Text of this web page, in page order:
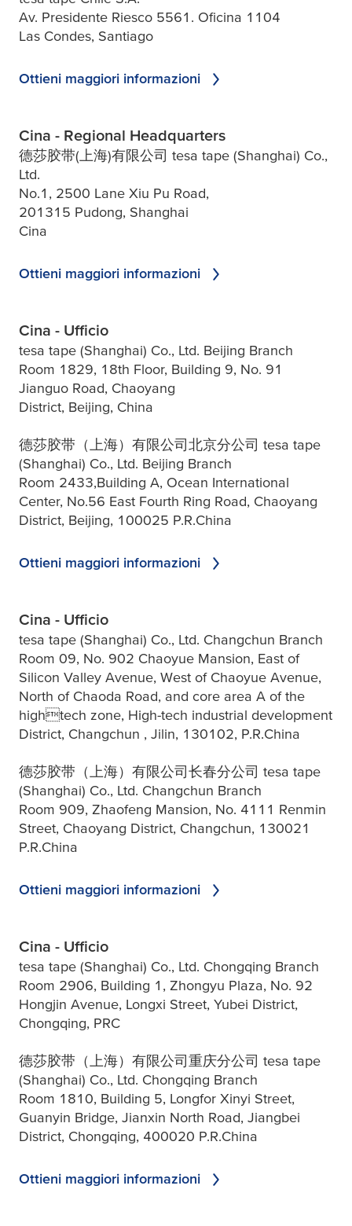
Av. Presidente Riesco 5561. Oficina 1104
Las Condes, Santiago
Ottieni maggiori informazioni
Cina - Regional Headquarters
德莎胶带(上海)有限公司 tesa tape (Shanghai) Co.,
Ltd.
No.1, 2500 Lane Xiu Pu Road,
201315 Pudong, Shanghai
Cina
Ottieni maggiori informazioni
Cina - Ufficio
tesa tape (Shanghai) Co., Ltd. Beijing Branch
Room 1829, 18th Floor, Building 9, No. 91
Jianguo Road, Chaoyang
District, Beijing, China
德莎胶带（上海）有限公司北京分公司 tesa tape
(Shanghai) Co., Ltd. Beijing Branch
Room 2433,Building A, Ocean International
Center, No.56 East Fourth Ring Road, Chaoyang
District, Beijing, 100025 P.R.China
Ottieni maggiori informazioni
Cina - Ufficio
tesa tape (Shanghai) Co., Ltd. Changchun Branch
Room 09, No. 902 Chaoyue Mansion, East of
Silicon Valley Avenue, West of Chaoyue Avenue,
North of Chaoda Road, and core area A of the
hightech zone, High-tech industrial development
District, Changchun , Jilin, 130102, P.R.China
德莎胶带（上海）有限公司长春分公司 tesa tape
(Shanghai) Co., Ltd. Changchun Branch
Room 909, Zhaofeng Mansion, No. 4111 Renmin
Street, Chaoyang District, Changchun, 130021
P.R.China
Ottieni maggiori informazioni
Cina - Ufficio
tesa tape (Shanghai) Co., Ltd. Chongqing Branch
Room 2906, Building 1, Zhongyu Plaza, No. 92
Hongjin Avenue, Longxi Street, Yubei District,
Chongqing, PRC
德莎胶带（上海）有限公司重庆分公司 tesa tape
(Shanghai) Co., Ltd. Chongqing Branch
Room 1810, Building 5, Longfor Xinyi Street,
Guanyin Bridge, Jianxin North Road, Jiangbei
District, Chongqing, 400020 P.R.China
Ottieni maggiori informazioni